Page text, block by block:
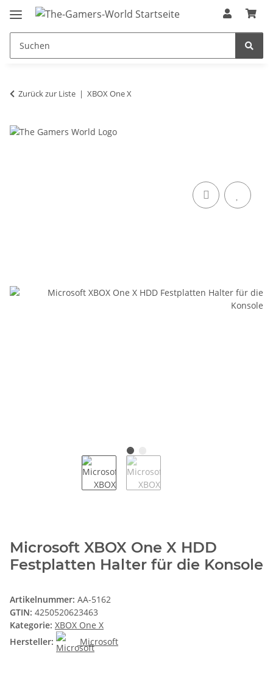
Zurück zur Liste XBOX One X
Microsoft XBOX One X HDD
Festplatten Halter für die Konsole
Artikelnummer: AA-5162
GTIN: 4250520623463
Kategorie: XBOX One X
Hersteller:
Microsoft